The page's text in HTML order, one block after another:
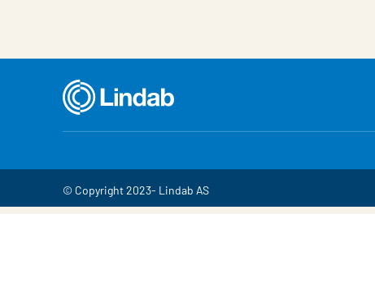
© Copyright 2023- Lindab AS